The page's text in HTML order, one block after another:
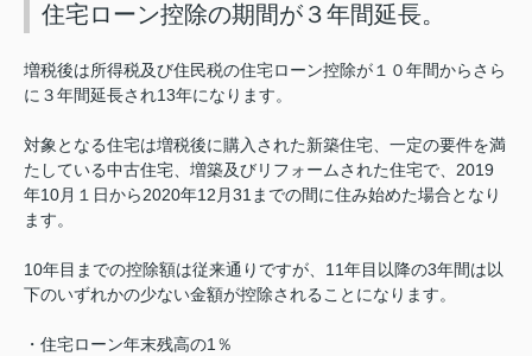
住宅ローン控除の期間が３年間延長。
増税後は所得税及び住民税の住宅ローン控除が１０年間からさら
に３年間延長され13年になります。
対象となる住宅は増税後に購入された新築住宅、一定の要件を満
たしている中古住宅、増築及びリフォームされた住宅で、2019
年10月１日から2020年12月31までの間に住み始めた場合となり
ます。
10年目までの控除額は従来通りですが、11年目以降の3年間は以
下のいずれかの少ない金額が控除されることになります。
・住宅ローン年末残高の1％